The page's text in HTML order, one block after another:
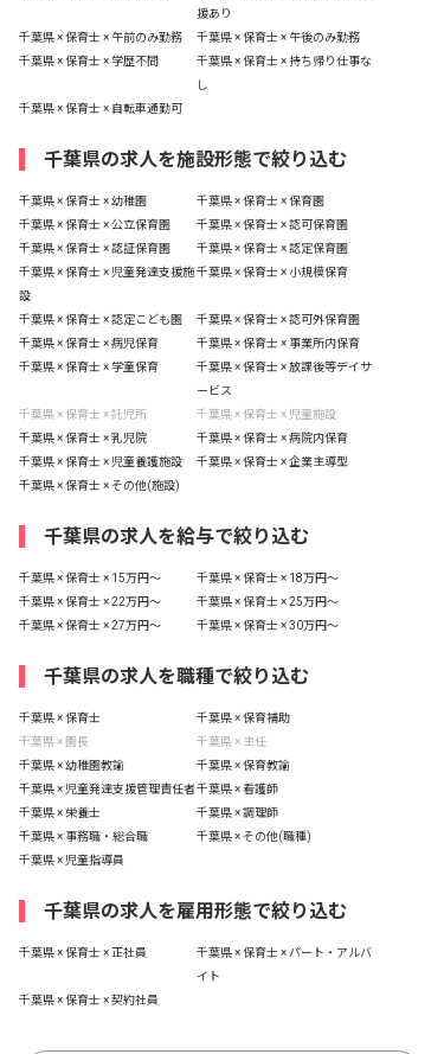
援あり
千葉県 × 保育士 × 午前のみ勤務
千葉県 × 保育士 × 午後のみ勤務
千葉県 × 保育士 × 学歴不問
千葉県 × 保育士 × 持ち帰り仕事な
し
千葉県 × 保育士 × 自転車通勤可
千葉県の求人を施設形態で絞り込む
千葉県 × 保育士 × 幼稚園
千葉県 × 保育士 × 保育園
千葉県 × 保育士 × 公立保育園
千葉県 × 保育士 × 認可保育園
千葉県 × 保育士 × 認証保育園
千葉県 × 保育士 × 認定保育園
千葉県 × 保育士 × 児童発達支援施
設
千葉県 × 保育士 × 小規模保育
千葉県 × 保育士 × 認定こども園
千葉県 × 保育士 × 認可外保育園
千葉県 × 保育士 × 病児保育
千葉県 × 保育士 × 事業所内保育
千葉県 × 保育士 × 学童保育
千葉県 × 保育士 × 放課後等デイサ
ービス
千葉県 × 保育士 × 託児所
千葉県 × 保育士 × 児童施設
千葉県 × 保育士 × 乳児院
千葉県 × 保育士 × 病院内保育
千葉県 × 保育士 × 児童養護施設
千葉県 × 保育士 × 企業主導型
千葉県 × 保育士 × その他(施設)
千葉県の求人を給与で絞り込む
千葉県 × 保育士 × 15万円〜
千葉県 × 保育士 × 18万円〜
千葉県 × 保育士 × 22万円〜
千葉県 × 保育士 × 25万円〜
千葉県 × 保育士 × 27万円〜
千葉県 × 保育士 × 30万円〜
千葉県の求人を職種で絞り込む
千葉県 × 保育士
千葉県 × 保育補助
千葉県 × 園長
千葉県 × 主任
千葉県 × 幼稚園教諭
千葉県 × 保育教諭
千葉県 × 児童発達支援管理責任者千葉県 × 看護師
千葉県 × 栄養士
千葉県 × 調理師
千葉県 × 事務職・総合職
千葉県 × その他(職種)
千葉県 × 児童指導員
千葉県の求人を雇用形態で絞り込む
千葉県 × 保育士 × 正社員
千葉県 × 保育士 × パート・アルバ
イト
千葉県 × 保育士 × 契約社員